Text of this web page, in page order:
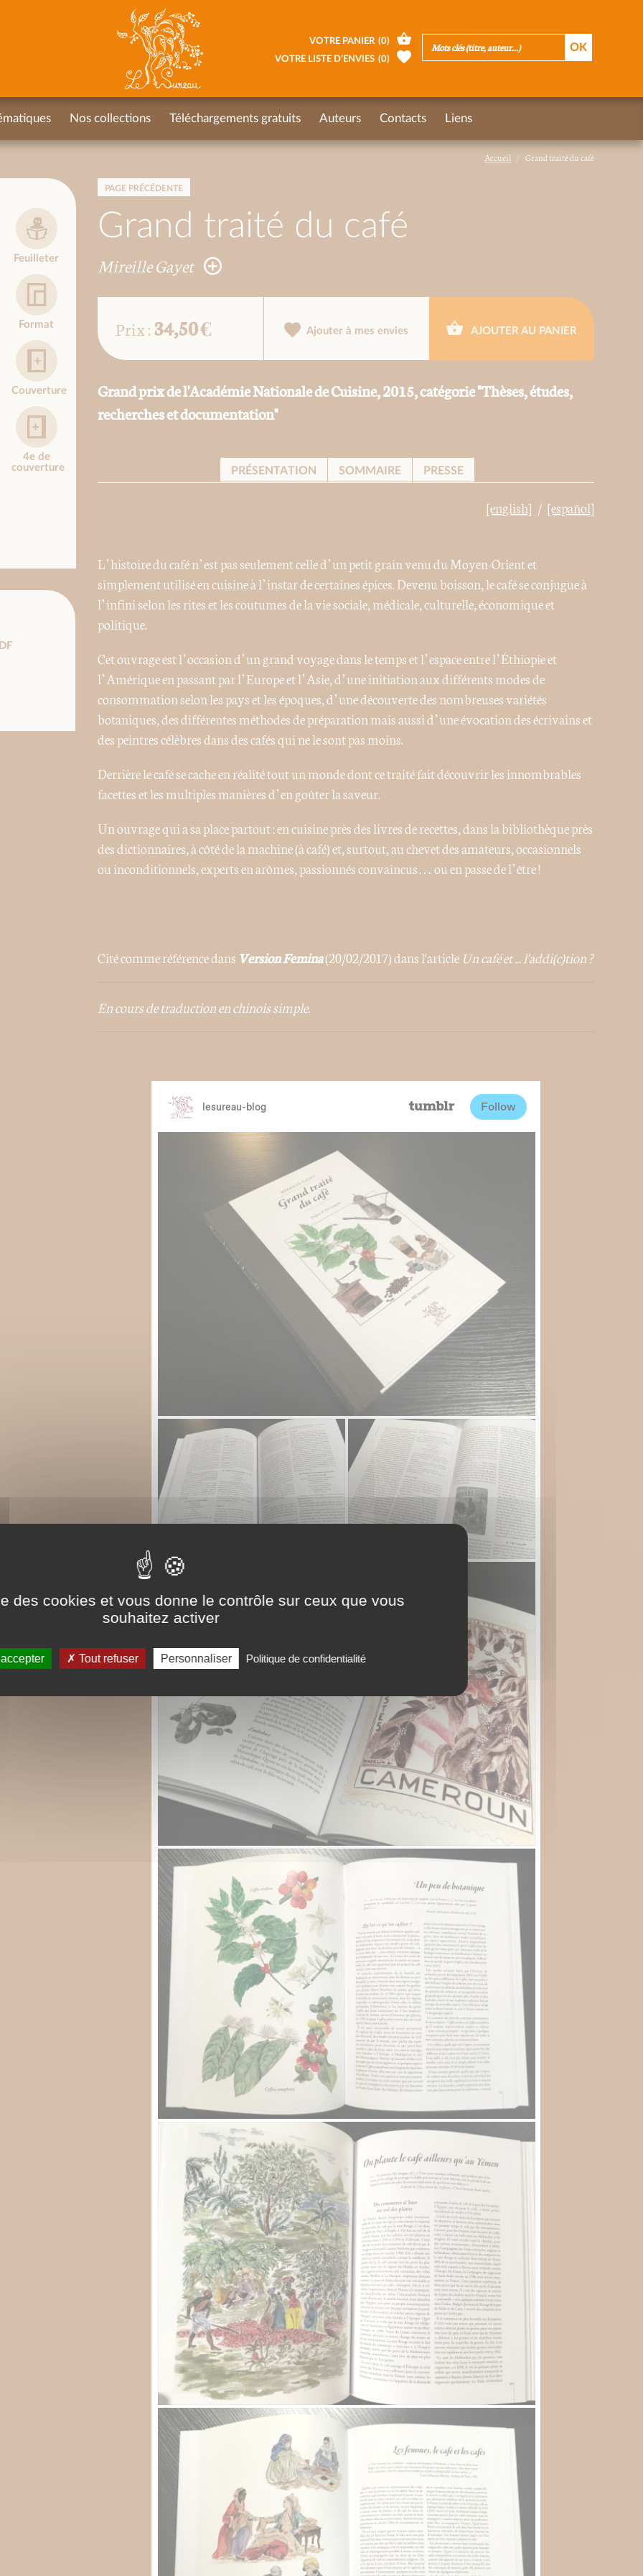
Accueil Grand traité du café
PAGE PRÉCÉDENTE
Grand traité du café
Mireille Gayet
Feuilleter
Format
Couverture
4e de
couverture
Prix :34,50 € Ajouter à mes envies AJOUTER AU PANIER
Grand prix de l'Académie Nationale de Cuisine, 2015, catégorie "Thèses, études,
recherches et documentation"
PRÉSENTATION SOMMAIRE PRESSE
[english] [español]
L’histoire du café n’est pas seulement celle d’un petit grain venu du Moyen-Orient et
simplement utilisé en cuisine à l’instar de certaines épices. Devenu boisson, le café se conjugue à
l’infini selon les rites et les coutumes de la vie sociale, médicale, culturelle, économique et
politique.
Cet ouvrage est l’occasion d’un grand voyage dans le temps et l’espace entre l’Éthiopie et
l’Amérique en passant par l’Europe et l’Asie, d’une initiation aux différents modes de
consommation selon les pays et les époques, d’une découverte des nombreuses variétés
botaniques, des différentes méthodes de préparation mais aussi d’une évocation des écrivains et
des peintres célèbres dans des cafés qui ne le sont pas moins.
Derrière le café se cache en réalité tout un monde dont ce traité fait découvrir les innombrables
facettes et les multiples manières d’en goûter la saveur.
Un ouvrage qui a sa place partout : en cuisine près des livres de recettes, dans la bibliothèque près
des dictionnaires, à côté de la machine (à café) et, surtout, au chevet des amateurs, occasionnels
ou inconditionnels, experts en arômes, passionnés convaincus… ou en passe de l’être !
Cité comme référence dans Version Femina(20/02/2017) dans l'article Un café et ... l'addi(c)tion ?
En cours de traduction en chinois simple.
VOTRE PANIER (0)
VOTRE LISTE D’ENVIES (0)
Nos collections Téléchargements gratuits Auteurs Contacts Liens
des cookies et vous donne le contrôle sur ceux que vous
souhaitez activer
Tout refuser Personnaliser Politique de confidentialité